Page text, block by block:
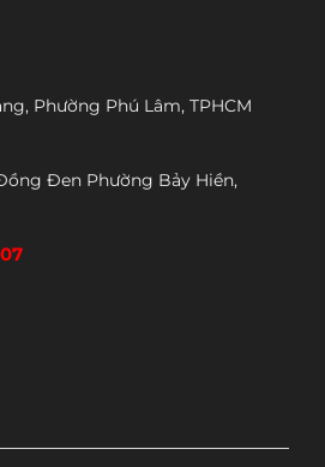
Phường Phú Lâm, TPHCM
Đen Phường Bảy Hiền,